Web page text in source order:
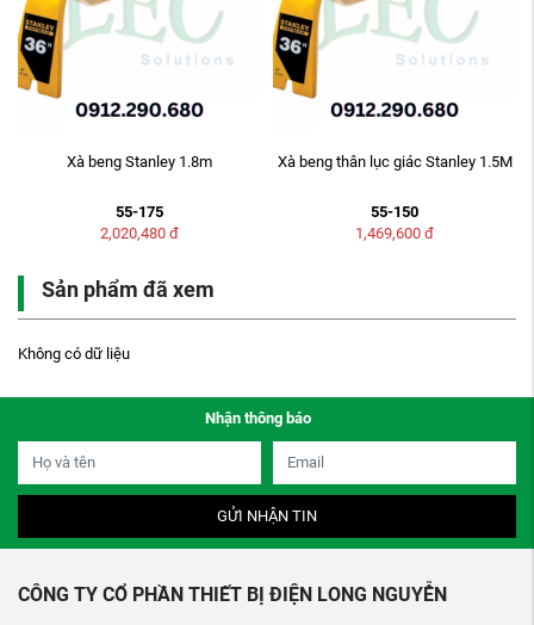
Xà beng Stanley 1.8m
55-175
2,020,480 đ
Xà beng thân lục giác Stanley 1.5M
55-150
1,469,600 đ
Sản phẩm đã xem
Không có dữ liệu
Nhận thông báo
GỬI NHẬN TIN
CÔNG TY CỔ PHẦN THIẾT BỊ ĐIỆN LONG NGUYỄN